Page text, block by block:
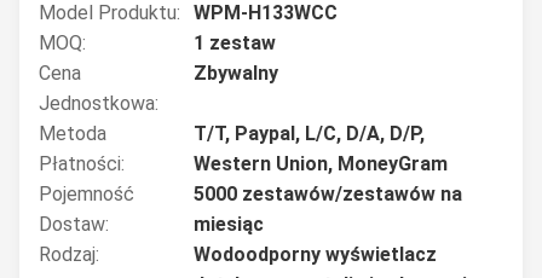
Model Produktu:
WPM-H133WCC
MOQ:
1 zestaw
Cena
Jednostkowa:
Zbywalny
Metoda
Płatności:
T/T, Paypal, L/C, D/A, D/P,
Western Union, MoneyGram
Pojemność
Dostaw:
5000 zestawów/zestawów na
miesiąc
Rodzaj:
Wodoodporny wyświetlacz